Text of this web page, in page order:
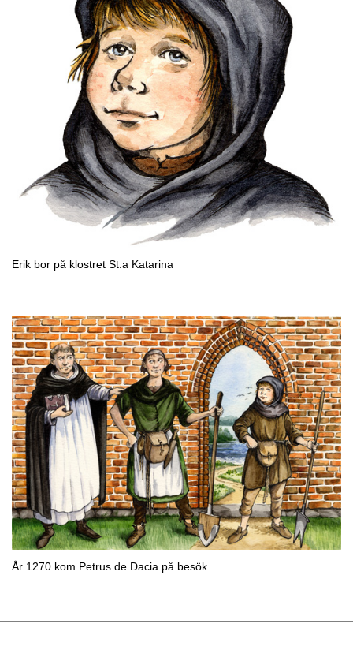
Erik bor på klostret St:a Katarina
År 1270 kom Petrus de Dacia på besök